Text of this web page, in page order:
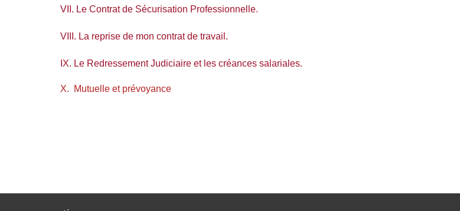
VII. Le Contrat de Sécurisation Professionnelle.
VIII. La reprise de mon contrat de travail.
IX. Le Redressement Judiciaire et les créances salariales.
X. Mutuelle et prévoyance